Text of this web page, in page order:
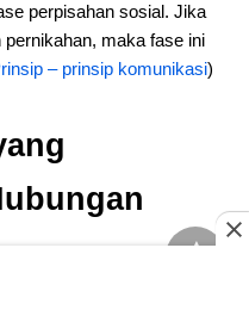
perpisahan sosial. Jika
maka fase ini
– prinsip komunikasi)